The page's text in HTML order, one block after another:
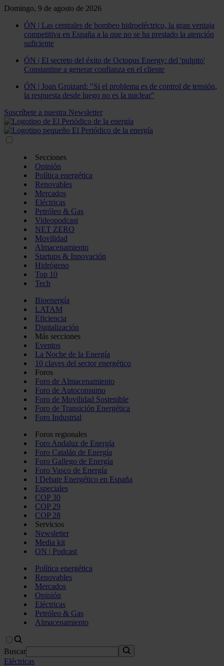
Domingo, 9 de agosto de 2026
ÓN | Las centrales de bombeo hidroeléctrico, la gran ventaja
competitiva en España a la que no se ha prestado la atención
suficiente
ÓN | El secreto del éxito de Octopus Energy: del 'pulpito'
Constantine a generar confianza en el cliente
ÓN | Joan Groizard: "Si el problema es de control de tensión,
la respuesta desde luego no es la nuclear"
Suscríbete a nuestra Newsletter
Secciones
Opinión
Política energética
Renovables
Mercados
Eléctricas
Petróleo & Gas
Videopodcast
NET ZERO
Movilidad
Almacenamiento
Startups & Innovación
Hidrógeno
Top 10
Tech
Bioenergía
LATAM
Eficiencia
Digitalización
Más secciones
Eventos
La Noche de la Energía
10 claves del sector energético
Foros
Foro de Almacenamiento
Foro de Autoconsumo
Foro de Movilidad Sostenible
Foro de Transición Energética
Foro Industrial
Foros regionales
Foro Andaluz de Energía
Foro Catalán de Energía
Foro Gallego de Energía
Foro Vasco de Energía
I Debate Energético en España
Especiales
COP 30
COP 29
COP 28
Servicios
Newsletter
Media kit
ON | Podcast
Política energética
Renovables
Mercados
Opinión
Eléctricas
Petróleo & Gas
Almacenamiento
Buscar
Eléctricas